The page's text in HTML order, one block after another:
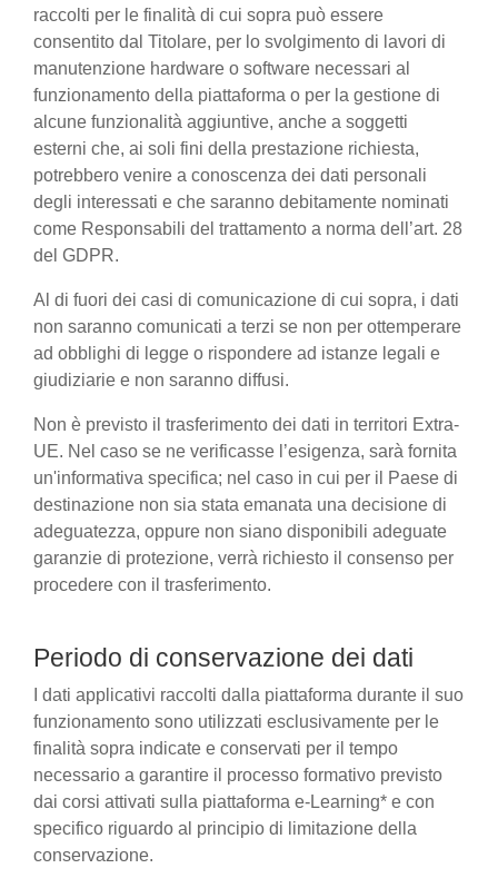
raccolti per le finalità di cui sopra può essere
consentito dal Titolare, per lo svolgimento di lavori di
manutenzione hardware o software necessari al
funzionamento della piattaforma o per la gestione di
alcune funzionalità aggiuntive, anche a soggetti
esterni che, ai soli fini della prestazione richiesta,
potrebbero venire a conoscenza dei dati personali
degli interessati e che saranno debitamente nominati
come Responsabili del trattamento a norma dell’art. 28
del GDPR.
Al di fuori dei casi di comunicazione di cui sopra, i dati
non saranno comunicati a terzi se non per ottemperare
ad obblighi di legge o rispondere ad istanze legali e
giudiziarie e non saranno diffusi.
Non è previsto il trasferimento dei dati in territori Extra-
UE. Nel caso se ne verificasse l’esigenza, sarà fornita
un'informativa specifica; nel caso in cui per il Paese di
destinazione non sia stata emanata una decisione di
adeguatezza, oppure non siano disponibili adeguate
garanzie di protezione, verrà richiesto il consenso per
procedere con il trasferimento.
Periodo di conservazione dei dati
I dati applicativi raccolti dalla piattaforma durante il suo
funzionamento sono utilizzati esclusivamente per le
finalità sopra indicate e conservati per il tempo
necessario a garantire il processo formativo previsto
dai corsi attivati sulla piattaforma e-Learning* e con
specifico riguardo al principio di limitazione della
conservazione.